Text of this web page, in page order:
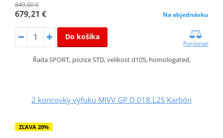
849,00 €
679,21 € Na objednávku
Do košíka
Porovnať
Řada SPORT, pozice STD, velikost d105, homologated,
2 koncovky výfuku MIVV GP D.018.L2S Karbón
ZĽAVA 20%